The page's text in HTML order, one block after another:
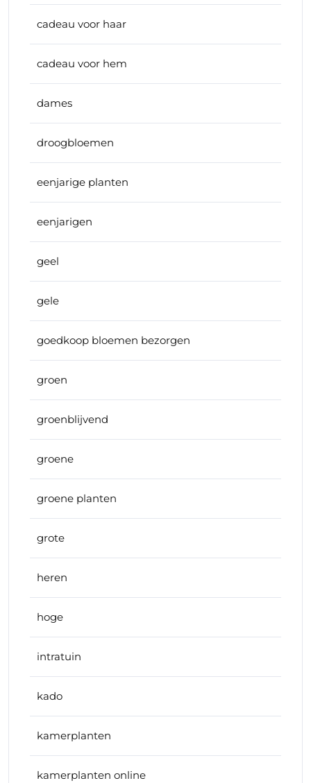
cadeau voor haar
cadeau voor hem
dames
droogbloemen
eenjarige planten
eenjarigen
geel
gele
goedkoop bloemen bezorgen
groen
groenblijvend
groene
groene planten
grote
heren
hoge
intratuin
kado
kamerplanten
kamerplanten online